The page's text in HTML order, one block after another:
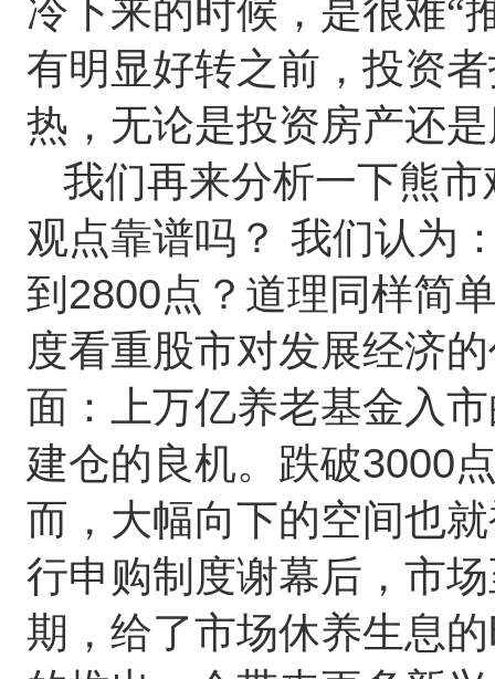
冷下来的时候，是很难“
有明显好转之前，投资
热，无论是投资房产还
我们再来分析一下熊
观点靠谱吗？ 我们认为
到 2800点？道理同样简
度看重股市对发展经济
面：上万亿养老基金入
建仓的良机。跌破3000
而，大幅向下的空间也
行申购制度谢幕后，市
期，给了市场休养生息